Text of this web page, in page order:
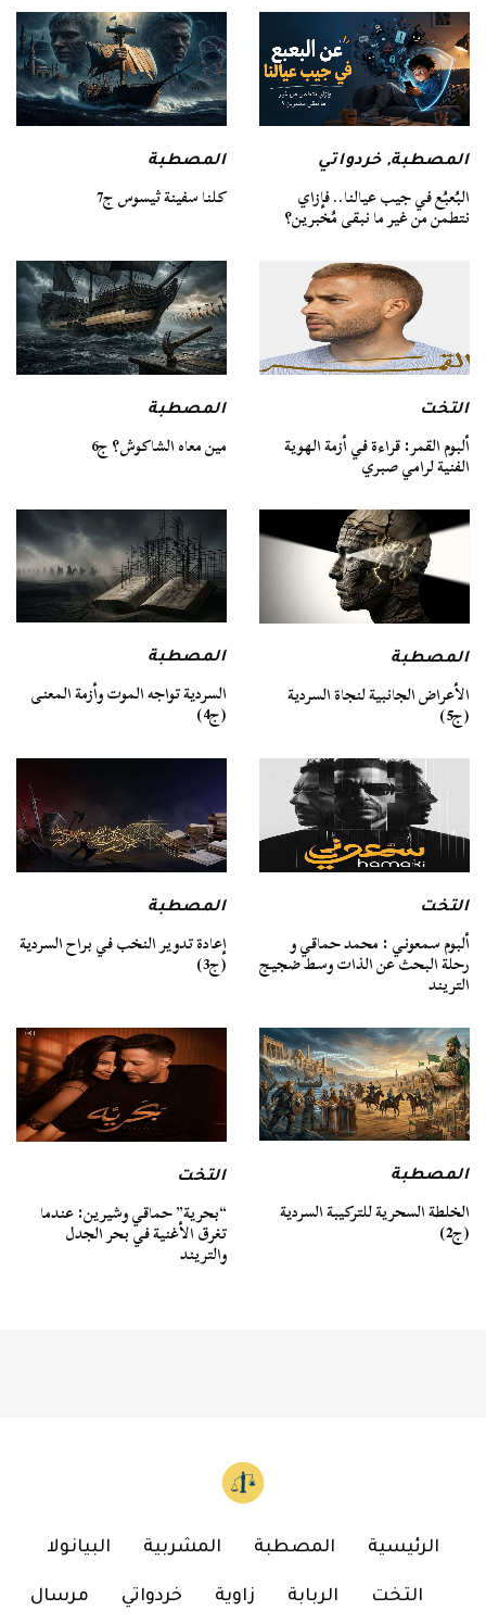
المصطبة,خردواتي
البُعبُع في جيب عيالنا.. فإزاي
نتطمن من غير ما نبقى مُخبرين؟
المصطبة
كلنا سفينة ثيسوس ج7
التخت
ألبوم القمر: قراءة في أزمة الهوية
الفنية لرامي صبري
المصطبة
مين معاه الشاكوش؟ ج6
المصطبة
الأعراض الجانبية لنجاة السردية
(ج5)
المصطبة
السردية تواجه الموت وأزمة المعنى
(ج4)
التخت
ألبوم سمعوني : محمد حماقي و
رحلة البحث عن الذات وسط ضجيج
التريند
المصطبة
إعادة تدوير النخب في براح السردية
(ج3)
المصطبة
الخلطة السحرية للتركيبة السردية
(ج2)
التخت
“بحرية” حماقي وشيرين: عندما
تغرق الأغنية في بحر الجدل
والتريند
الرئيسية المصطبة المشربية البيانولا
التخت الربابة زاوية خردواتي مرسال